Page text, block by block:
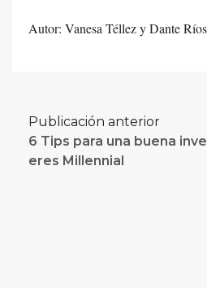
Autor: Vanesa Téllez y Dante Ríos
Publicación anterior
6 Tips para una buena
eres Millennial